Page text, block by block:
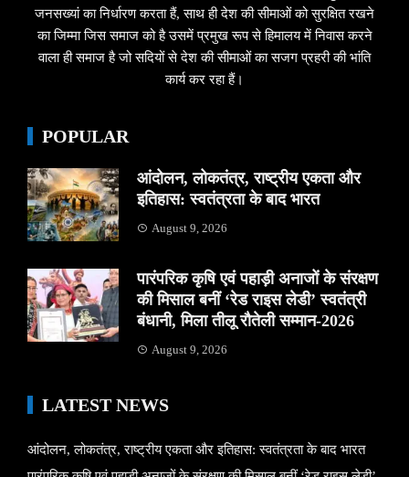
जनसख्यां का निर्धारण करता हैं, साथ ही देश की सीमाओं को सुरक्षित रखने
का जिम्मा जिस समाज को है उसमें प्रमुख रूप से हिमालय में निवास करने
वाला ही समाज है जो सदियों से देश की सीमाओं का सजग प्रहरी की भांति
कार्य कर रहा हैं।
POPULAR
आंदोलन, लोकतंत्र, राष्ट्रीय एकता और
इतिहास: स्वतंत्रता के बाद भारत
August 9, 2026
पारंपरिक कृषि एवं पहाड़ी अनाजों के संरक्षण
की मिसाल बनीं ‘रेड राइस लेडी’ स्वतंत्री
बंधानी, मिला तीलू रौतेली सम्मान-2026
August 9, 2026
LATEST NEWS
आंदोलन, लोकतंत्र, राष्ट्रीय एकता और इतिहास: स्वतंत्रता के बाद भारत